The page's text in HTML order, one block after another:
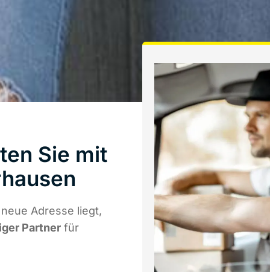
Sie mit
Adresse liegt,
Partner für